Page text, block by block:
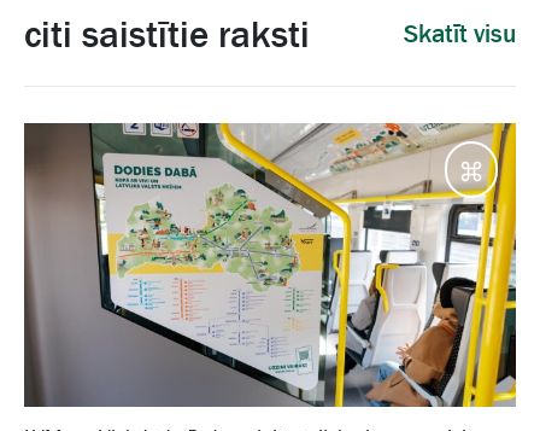
citi saistītie raksti Skatīt visu